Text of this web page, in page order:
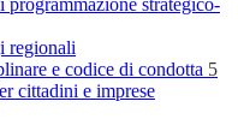
programmazione strategico-
regionali
e codice di condotta 5
cittadini e imprese